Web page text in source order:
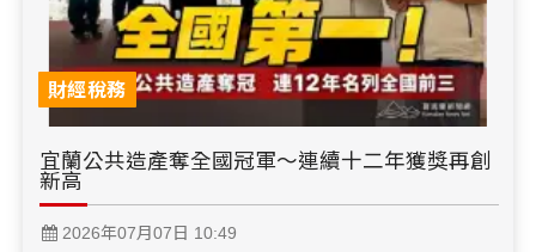
財經稅務
宜蘭公共造產奪全國冠軍～連續十二年獲獎再創
新高
2026年07月07日 10:49